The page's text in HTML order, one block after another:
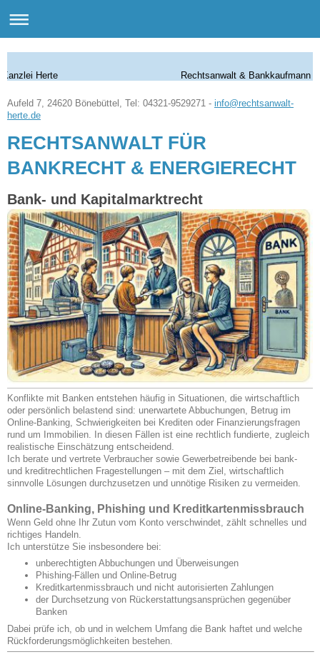
Kanzlei Herte Rechtsanwalt & Bankkaufmann
Aufeld 7, 24620 Bönebüttel, Tel: 04321-9529271 - info@rechtsanwalt-
herte.de
RECHTSANWALT FÜR
BANKRECHT & ENERGIERECHT
Bank- und Kapitalmarktrecht
Konflikte mit Banken entstehen häufig in Situationen, die wirtschaftlich
oder persönlich belastend sind: unerwartete Abbuchungen, Betrug im
Online-Banking, Schwierigkeiten bei Krediten oder Finanzierungsfragen
rund um Immobilien. In diesen Fällen ist eine rechtlich fundierte, zugleich
realistische Einschätzung entscheidend.
Ich berate und vertrete Verbraucher sowie Gewerbetreibende bei bank-
und kreditrechtlichen Fragestellungen – mit dem Ziel, wirtschaftlich
sinnvolle Lösungen durchzusetzen und unnötige Risiken zu vermeiden.
Online-Banking, Phishing und Kreditkartenmissbrauch
Wenn Geld ohne Ihr Zutun vom Konto verschwindet, zählt schnelles und
richtiges Handeln.
Ich unterstütze Sie insbesondere bei:
unberechtigten Abbuchungen und Überweisungen
Phishing-Fällen und Online-Betrug
Kreditkartenmissbrauch und nicht autorisierten Zahlungen
der Durchsetzung von Rückerstattungsansprüchen gegenüber
Banken
Dabei prüfe ich, ob und in welchem Umfang die Bank haftet und welche
Rückforderungsmöglichkeiten bestehen.